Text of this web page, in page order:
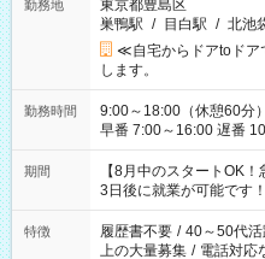
勤務地
東京都豊島区
巣鴨駅 / 目白駅 / 北池
≪自宅からドアtoドア
します。
勤務時間
9:00～18:00（休憩60分） ■ご希望があれば下記シフトもOK！
早番 7:00～16:00 遅番
と休みを合わせたい」
「できれば残業はした
ね。 ※Wワーク希望の方へ 今ご覧のお仕事で希望する勤務時間
と、もう1つのお仕事の
合は応募できません。
期間
【8月中のスタートOK
3日後に就業が可能です！
特徴 履歴書不要 / 40～50代活
上の大量募集 / 電話対応